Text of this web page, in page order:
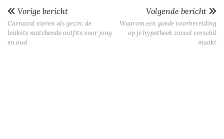
Vorige bericht
Carnaval vieren als gezin: de
leukste matchende outfits voor jong
en oud
Volgende bericht
Waarom een goede voorbereiding
op je hypotheek zoveel verschil
maakt